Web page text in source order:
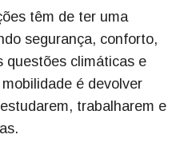
têm de ter uma
segurança, conforto,
questões climáticas e
é devolver
trabalharem e